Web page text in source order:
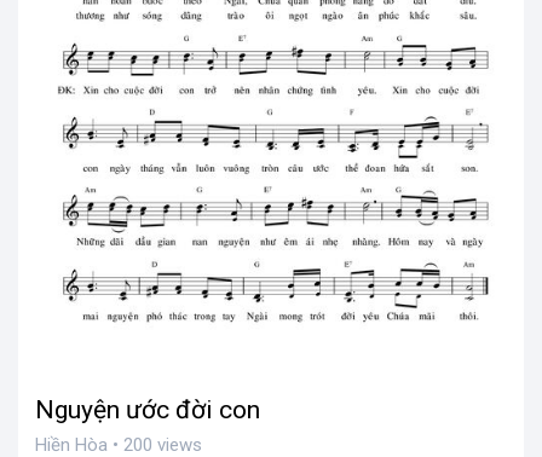
Nguyện ước đời con
Hiền Hòa • 200 views